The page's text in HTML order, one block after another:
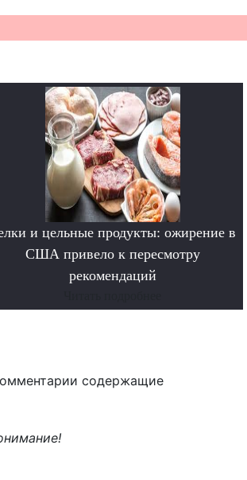
и цельные продукты: ожирение в
США привело к пересмотру
рекомендаций
содержащие